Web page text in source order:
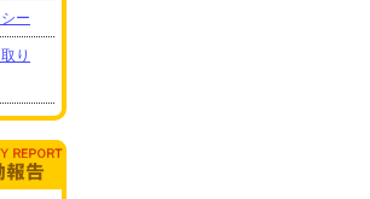
ー
り